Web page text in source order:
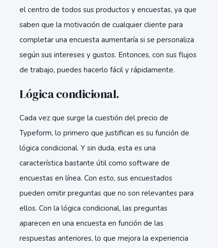
el centro de todos sus productos y encuestas, ya que
saben que la motivación de cualquier cliente para
completar una encuesta aumentaría si se personaliza
según sus intereses y gustos. Entonces, con sus flujos
de trabajo, puedes hacerlo fácil y rápidamente.
Lógica condicional.
Cada vez que surge la cuestión del precio de
Typeform, lo primero que justifican es su función de
lógica condicional. Y sin duda, esta es una
característica bastante útil como software de
encuestas en línea. Con esto, sus encuestados
pueden omitir preguntas que no son relevantes para
ellos. Con la lógica condicional, las preguntas
aparecen en una encuesta en función de las
respuestas anteriores, lo que mejora la experiencia